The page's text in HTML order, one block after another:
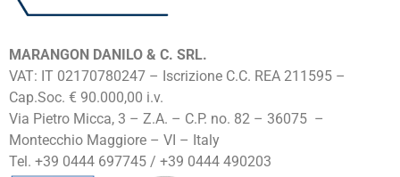
MARANGON DANILO & C. SRL.
VAT: IT 02170780247 – Iscrizione C.C. REA 211595 –
Cap.Soc. € 90.000,00 i.v.
Via Pietro Micca, 3 – Z.A. – C.P. no. 82 – 36075 –
Montecchio Maggiore – VI – Italy
Tel. +39 0444 697745 / +39 0444 490203